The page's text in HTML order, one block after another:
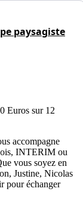
paysagiste
Euros sur 12
accompagne
INTERIM ou
vous soyez en
Justine, Nicolas
pour échanger